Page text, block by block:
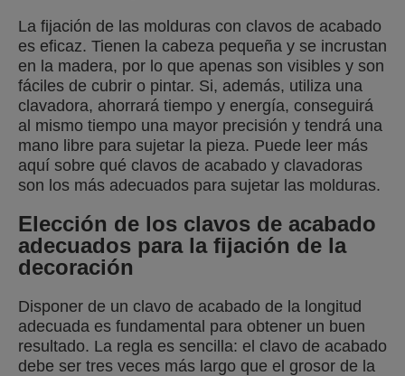
La fijación de las molduras con clavos de acabado
es eficaz. Tienen la cabeza pequeña y se incrustan
en la madera, por lo que apenas son visibles y son
fáciles de cubrir o pintar. Si, además, utiliza una
clavadora, ahorrará tiempo y energía, conseguirá
al mismo tiempo una mayor precisión y tendrá una
mano libre para sujetar la pieza. Puede leer más
aquí sobre qué clavos de acabado y clavadoras
son los más adecuados para sujetar las molduras.
Elección de los clavos de acabado
adecuados para la fijación de la
decoración
Disponer de un clavo de acabado de la longitud
adecuada es fundamental para obtener un buen
resultado. La regla es sencilla: el clavo de acabado
debe ser tres veces más largo que el grosor de la